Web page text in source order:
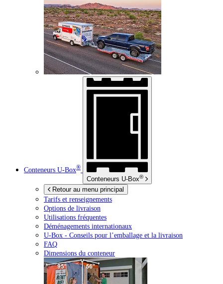
Conteneurs U-Box®
Conteneurs U-Box®
Retour au menu principal
Tarifs et renseignements
Options de livraison
Utilisations fréquentes
Déménagements internationaux
U-Box - Conseils pour l’emballage et la livraison
FAQ
Dimensions du conteneur